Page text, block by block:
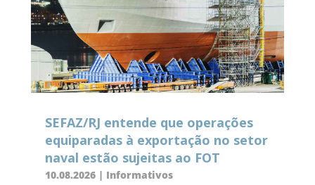
SEFAZ/RJ entende que operações
equiparadas à exportação no setor
naval estão sujeitas ao FOT
10.08.2026| Informativos